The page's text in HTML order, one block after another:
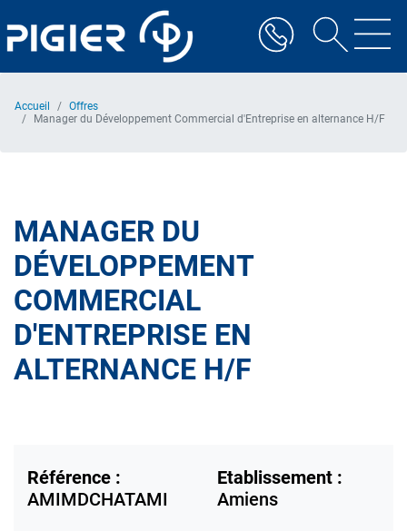
au
contenu
Accueil
Offres
Manager du Développement Commercial d'Entreprise en alternance H/F
MANAGER DU
DÉVELOPPEMENT
COMMERCIAL
D'ENTREPRISE EN
ALTERNANCE H/F
Référence :
AMIMDCHATAMI
Etablissement :
Amiens